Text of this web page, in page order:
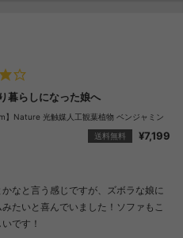
暮らしになった娘へ
】Nature 光触媒人工観葉植物 ベンジャミン
送料無料
¥7,199
なと言う感じですが、ズボラな娘に
たいと喜んでいました！ソファもこ
です！